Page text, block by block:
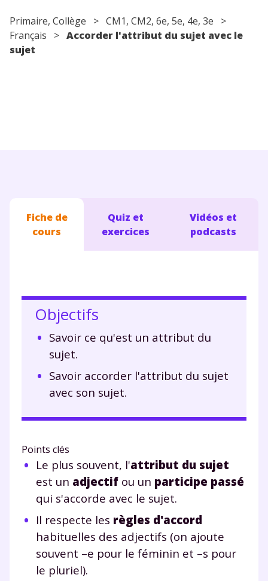
Primaire, Collège > CM1, CM2, 6e, 5e, 4e, 3e >
Français > Accorder l'attribut du sujet avec le
sujet
Fiche de
cours
Quiz et
exercices
Vidéos et
podcasts
Objectifs
Savoir ce qu'est un attribut du
sujet.
Savoir accorder l'attribut du sujet
avec son sujet.
Points clés
Le plus souvent, l'attribut du sujet
est un adjectif ou un participe passé
qui s'accorde avec le sujet.
Il respecte les règles d'accord
habituelles des adjectifs (on ajoute
souvent –e pour le féminin et –s pour
le pluriel).